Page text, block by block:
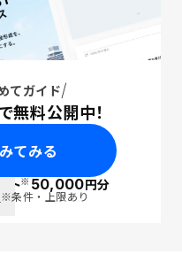
てガイド
無料公開中！
てみる
ト※50,000円分
※条件・上限あり